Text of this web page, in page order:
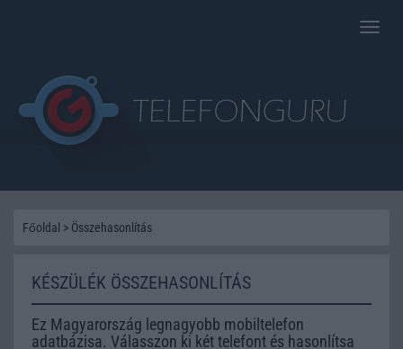
Toggle
Főoldal > Összehasonlítás
KÉSZÜLÉK ÖSSZEHASONLÍTÁS
Ez Magyarország legnagyobb mobiltelefon
adatbázisa. Válasszon ki két telefont és hasonlítsa